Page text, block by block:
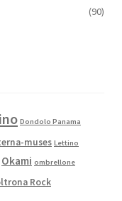
(90)
Dondolo Panama
muses Lettino
Okami ombrellone
Rock